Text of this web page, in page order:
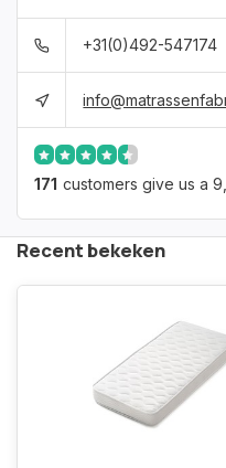
+31(0)492-547174
171 customers give us a
Recent bekeken